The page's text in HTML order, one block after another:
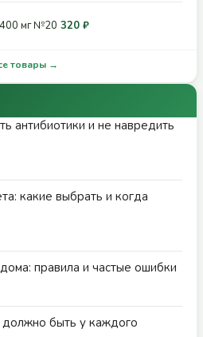
мг №20 320 ₽
товары →
антибиотики и не навредить
какие выбрать и когда
правила и частые ошибки
быть у каждого